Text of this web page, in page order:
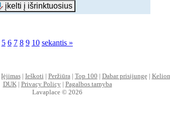
5 6 7 8 9 10 sekantis »
Įėjimas| Ieškoti | Peržiūra | Top 100 | Dabar prisijungę|
DUK| Privacy Policy| Pagalbos tarnyba
Lavaplace © 2026